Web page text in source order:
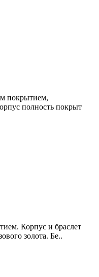
покрытием,
полность покрыт
Корпус и браслет
золота. Бе..